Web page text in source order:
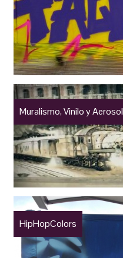
Muralismo, Vinilo y Aerosol
HipHopColors